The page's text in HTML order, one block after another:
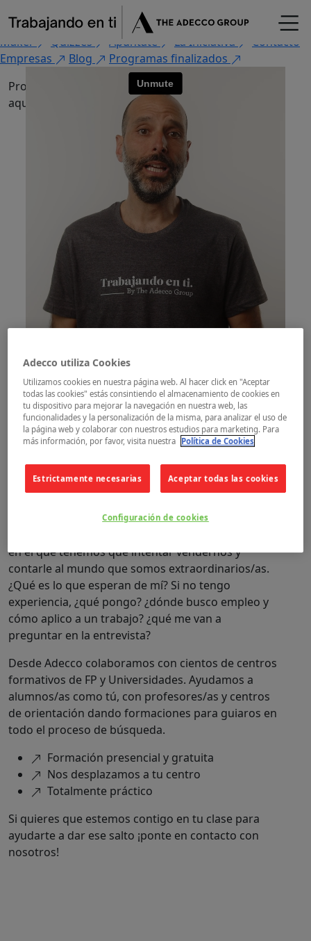
Fórmate
Encuentra tu oportunidad Flash Jobs
CV
Maker
Quizzes Apúntate La Iniciativa
Contacto
Empresas
Blog
Programas finalizados
Programas finalizados. Encuentra otros como estos
aquí
Experiencias en el aula
Vamos a tu clase y resolvemos tus
dudas sobre el mundo laboral.
Al empezar a buscar empleo lo típico habitual es
que tengas dudas sobre qué es importante poner
en el que tenemos que intentar vendernos y
contarle al mundo que somos extraordinarios/as.
¿Qué es lo que esperan de mí? Si no tengo
experiencia, ¿qué pongo? ¿dónde busco empleo y
cómo aplico a un trabajo? ¿qué me van a
preguntar en la entrevista?
Desde Adecco colaboramos con cientos de centros
formativos de FP y Universidades. Ayudamos a
alumnos/as como tú, con profesores/as y centros
de orientación dando formaciones para guiaros en
todo el proceso de búsqueda.
Formación presencial y gratuita
Nos desplazamos a tu centro
Totalmente práctico
Si quieres que estemos contigo en tu clase para
ayudarte a dar ese salto ¡ponte en contacto con
nosotros!
Adecco utiliza Cookies
Utilizamos cookies en nuestra página web. Al hacer click en "Aceptar
todas las cookies" estás consintiendo el almacenamiento de cookies en
tu dispositivo para mejorar la navegación en nuestra web, las
funcionalidades y la personalización de la misma, para analizar el uso de
la página web y colaborar con nuestros estudios para marketing. Para
más información, por favor, visita nuestra Política de Cookies
Estrictamente necesarias Aceptar todas las cookies
Configuración de cookies